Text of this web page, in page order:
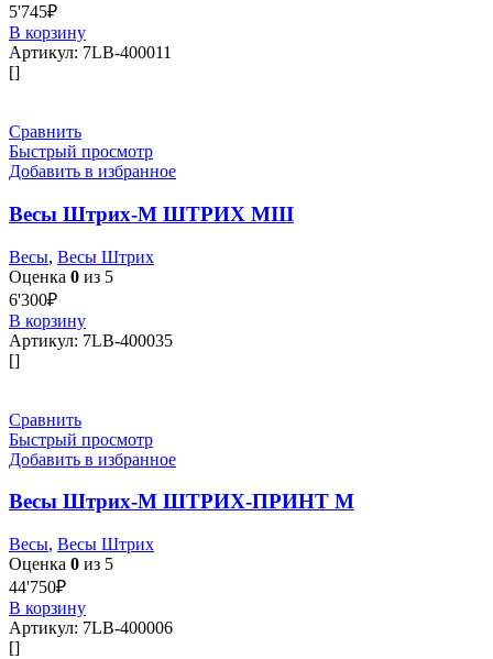
5'745₽
В корзину
Артикул: 7LB-400011
[]
Сравнить
Быстрый просмотр
Добавить в избранное
Весы Штрих-М ШТРИХ МIII
Весы, Весы Штрих
Оценка 0 из 5
6'300₽
В корзину
Артикул: 7LB-400035
[]
Сравнить
Быстрый просмотр
Добавить в избранное
Весы Штрих-М ШТРИХ-ПРИНТ М
Весы, Весы Штрих
Оценка 0 из 5
44'750₽
В корзину
Артикул: 7LB-400006
[]